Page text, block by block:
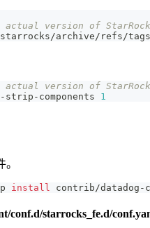
actual version of
archive/refs/
actual version of
components 1
install contrib/datadog-
conf.d/starrocks_fe.d/